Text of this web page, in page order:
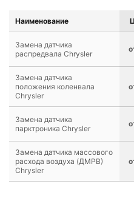
Наименование
Замена датчика
распредвала Chrysler
Замена датчика
положения коленвала
Chrysler
Замена датчика
парктроника Chrysler
Замена датчика массового
расхода воздуха (ДМРВ)
Chrysler